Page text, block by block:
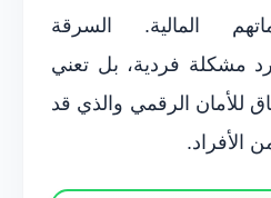
المالية. السرقة
مشكلة فردية، بل تعني
للأمان الرقمي والذي قد
الأفراد.